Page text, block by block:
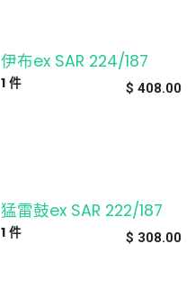
伊布ex SAR 224/187
$ 408.00
1 件
猛雷鼓ex SAR 222/187
$ 308.00
1 件